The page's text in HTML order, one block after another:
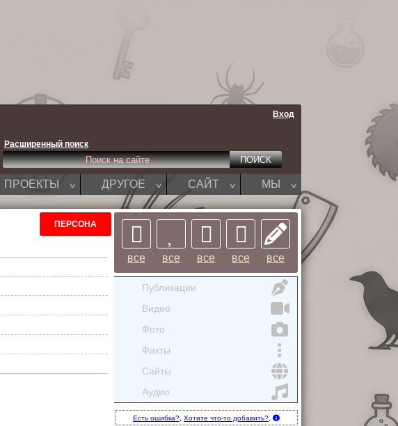
Вход
Расширенный поиск
ПРОЕКТЫ ^ ДРУГОЕ ^ САЙТ ^ МЫ ^
ПЕРСОНА
все все все все все
Публикации
Видео
Фото
Факты
Сайты
Аудио
Есть ошибка? Хотите что-то добавить?